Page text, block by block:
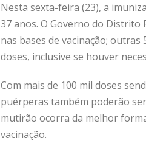
Nesta sexta-feira (23), a
37 anos. O Governo do Distrito
nas bases de vacinação;
doses, inclusive se houver
Com mais de 100 mil doses
puérperas também poderão
mutirão ocorra da melhor
vacinação.